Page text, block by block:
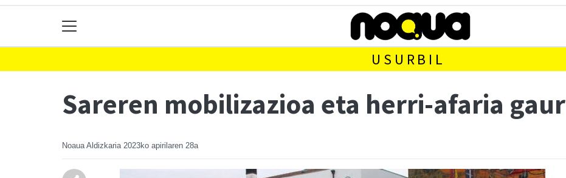
USURBIL
Sareren mobilizazioa eta herri-afaria gaur
Noaua Aldizkaria 2023ko apirilaren 28a